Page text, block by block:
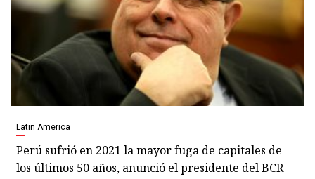
Latin America
Perú sufrió en 2021 la mayor fuga de capitales de
los últimos 50 años, anunció el presidente del BCR